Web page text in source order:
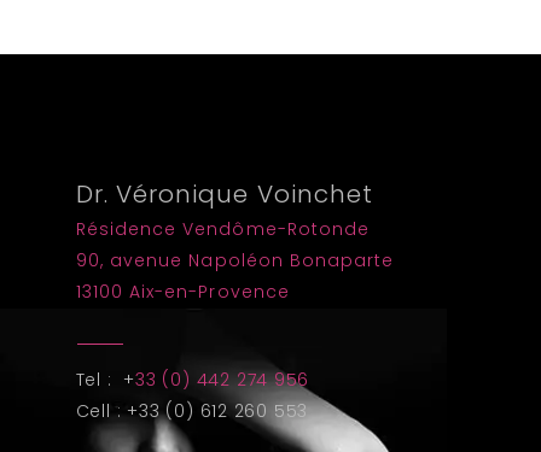
Dr. Véronique Voinchet
Résidence Vendôme-Rotonde
90, avenue Napoléon Bonaparte
13100 Aix-en-Provence
Tel : +33 (0) 442 274 956
Cell : +33 (0) 612 260 553